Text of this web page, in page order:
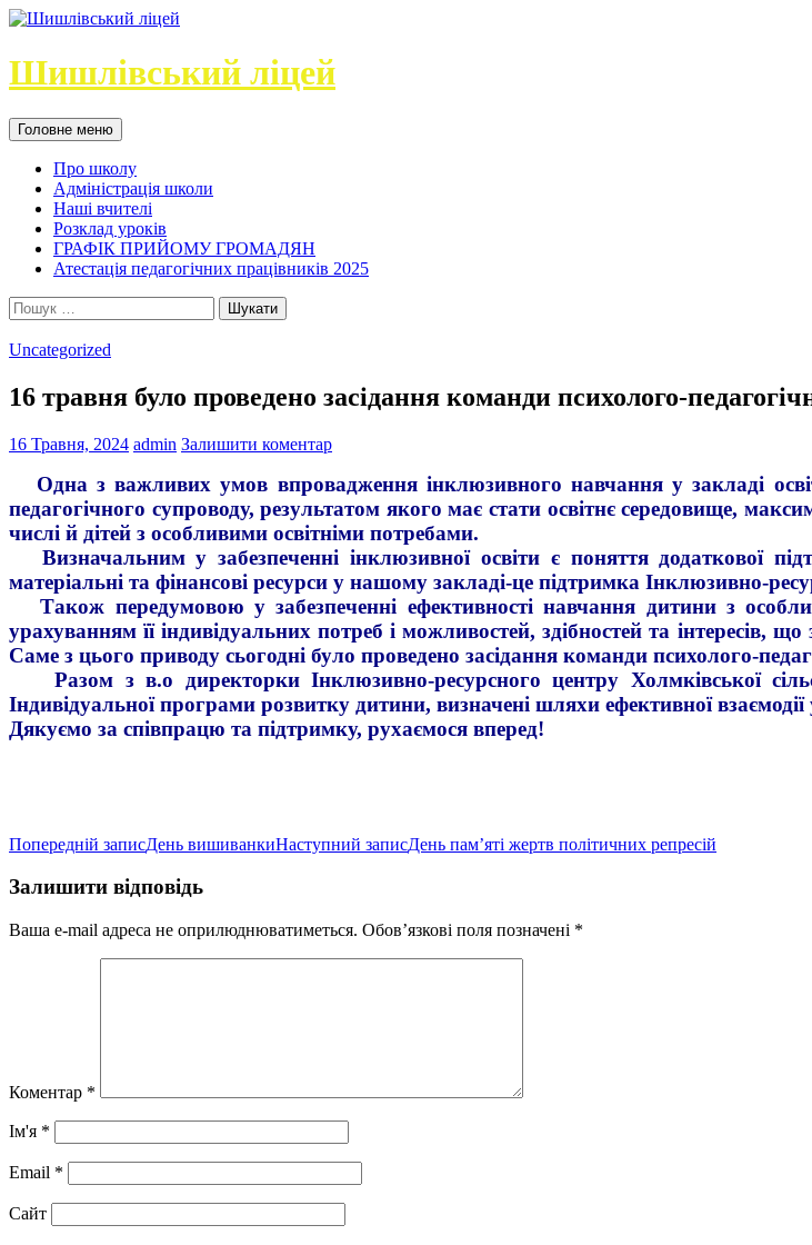
Перейти
вмісту
Шишлівський ліцей
Пошук
Головне меню
Про школу
Адміністрація школи
Наші вчителі
Розклад уроків
ГРАФІК ПРИЙОМУ ГРОМАДЯН
Атестація педагогічних працівників 2025
Пошук:
Uncategorized
16 травня було проведено засідання команди психолого-
16 Травня, 2024 admin Залишити коментар
Одна з важливих умов впровадження інклюзивного навчання у закладі
педагогічного супроводу, результатом якого має стати освітнє середовище,
числі й дітей з особливими освітніми потребами.
Визначальним у забезпеченні інклюзивної освіти є поняття додаткової
матеріальні та фінансові ресурси у нашому закладі-це підтримка Інклюзивно-
Також передумовою у забезпеченні ефективності навчання дитини з
урахуванням її індивідуальних потреб і можливостей, здібностей та інтересів,
Саме з цього приводу сьогодні було проведено засідання команди психолого-
Разом з в.о директорки Інклюзивно-ресурсного центру Холмківської
Індивідуальної програми розвитку дитини, визначені шляхи ефективної взаємодії
Дякуємо за співпрацю та підтримку, рухаємося вперед!
Навігація
по
Попередній записДень вишиванкиНаступний записДень пам’яті жертв політичних репресій
Залишити відповідь
Ваша e-mail адреса не оприлюднюватиметься. Обов’язкові поля позначені *
Коментар *
Ім'я *
Email *
Сайт